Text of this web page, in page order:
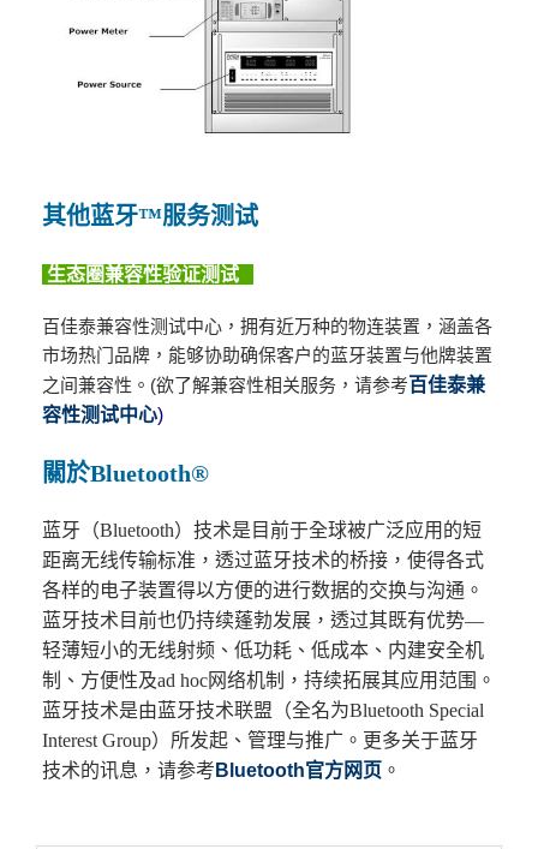
其他蓝牙™服务测试
生态圈兼容性验证测试
百佳泰兼容性测试中心，拥有近万种的物连装置，涵盖各
市场热门品牌，能够协助确保客户的蓝牙装置与他牌装置
之间兼容性。(欲了解兼容性相关服务，请参考百佳泰兼
容性测试中心)
關於Bluetooth®
蓝牙（Bluetooth）技术是目前于全球被广泛应用的短
距离无线传输标准，透过蓝牙技术的桥接，使得各式
各样的电子装置得以方便的进行数据的交换与沟通。
蓝牙技术目前也仍持续蓬勃发展，透过其既有优势—
轻薄短小的无线射频、低功耗、低成本、内建安全机
制、方便性及ad hoc网络机制，持续拓展其应用范围。
蓝牙技术是由蓝牙技术联盟（全名为Bluetooth Special
Interest Group）所发起、管理与推广。更多关于蓝牙
技术的讯息，请参考 Bluetooth官方网页 。